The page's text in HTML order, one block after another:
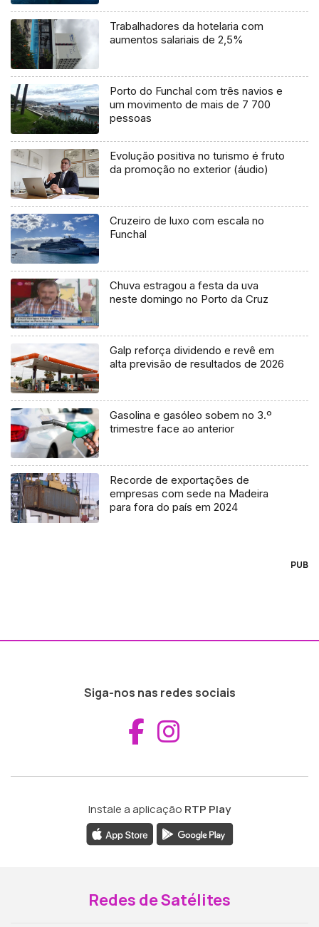
Trabalhadores da hotelaria com
aumentos salariais de 2,5%
Porto do Funchal com três navios e
um movimento de mais de 7 700
pessoas
Evolução positiva no turismo é fruto
da promoção no exterior (áudio)
Cruzeiro de luxo com escala no
Funchal
Chuva estragou a festa da uva
neste domingo no Porto da Cruz
Galp reforça dividendo e revê em
alta previsão de resultados de 2026
Gasolina e gasóleo sobem no 3.º
trimestre face ao anterior
Recorde de exportações de
empresas com sede na Madeira
para fora do país em 2024
PUB
Siga-nos nas redes sociais
Aceder ao
Instale a aplicação RTP Play
Redes de Satélites